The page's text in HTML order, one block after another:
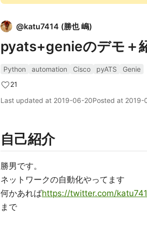
@katu7414 (勝也 嶋)
pyats+genieのデモ＋
Python automation Cisco pyATS
Genie
21
Last updated at 2019-06-20Posted at 2019-
自己紹介
勝男です。
ネットワークの自動化やってます
何かあればhttps://twitter.com/
まで